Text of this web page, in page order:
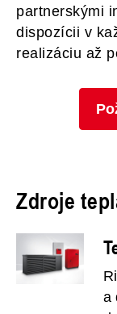
partnerskými
dispozícii v
realizáciu až
Zdroje
a